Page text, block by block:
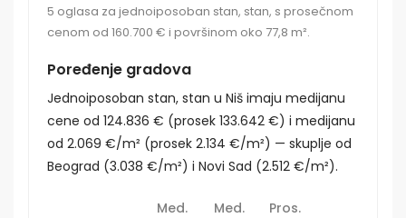
5 oglasa za jednoiposoban stan, stan, s prosečnom
cenom od 160.700 € i površinom oko 77,8 m².
Poređenje gradova
Jednoiposoban stan, stan u Niš imaju medijanu
cene od 124.836 € (prosek 133.642 €) i medijanu
od 2.069 €/m² (prosek 2.134 €/m²) — skuplje od
Beograd (3.038 €/m²) i Novi Sad (2.512 €/m²).
Med.
Med.
Pros.